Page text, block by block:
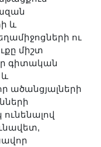
և
ու
միշտ
գիտական
և
ածանցյալների